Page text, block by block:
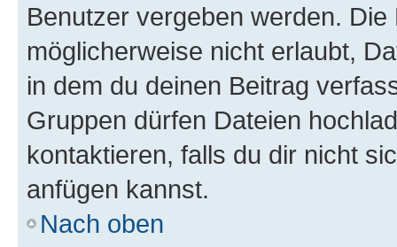
Benutzer vergeben werden.
möglicherweise nicht erlaubt,
in dem du deinen Beitrag
Gruppen dürfen Dateien
kontaktieren, falls du dir nicht
anfügen kannst.
Nach oben